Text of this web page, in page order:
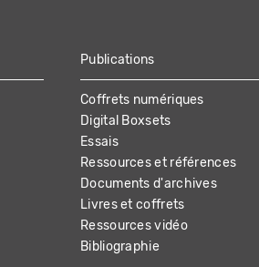
Publications
Coffrets numériques
Digital Boxsets
Essais
Ressources et références
Documents d'archives
Livres et coffrets
Ressources vidéo
Bibliographie